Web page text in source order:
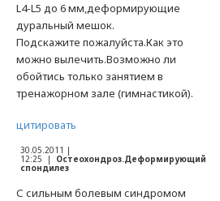
L4-L5 до 6 мм,деформирующие
дуральный мешок.
Подскажите пожалуйста.Как это
можно вылечить.Возможно ли
обойтись только занятием в
тренажорном зале (гимнастикой).
цитировать
30.05.2011 |
12:25 | Остеохондроз.Деформирующий
спондилез
С сильным болевым синдромом